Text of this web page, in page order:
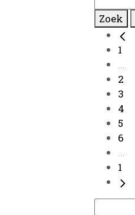
Zoek
1
...
2
3
4
5
6
...
1